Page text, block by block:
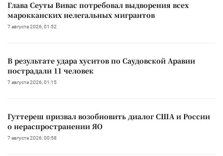
Глава Сеуты Вивас потребовал выдворения всех
марокканских нелегальных мигрантов
7 августа 2026, 01:52
В результате удара хуситов по Саудовской Аравии
пострадали 11 человек
7 августа 2026, 01:15
Гуттереш призвал возобновить диалог США и России
о нераспространении ЯО
7 августа 2026, 00:58